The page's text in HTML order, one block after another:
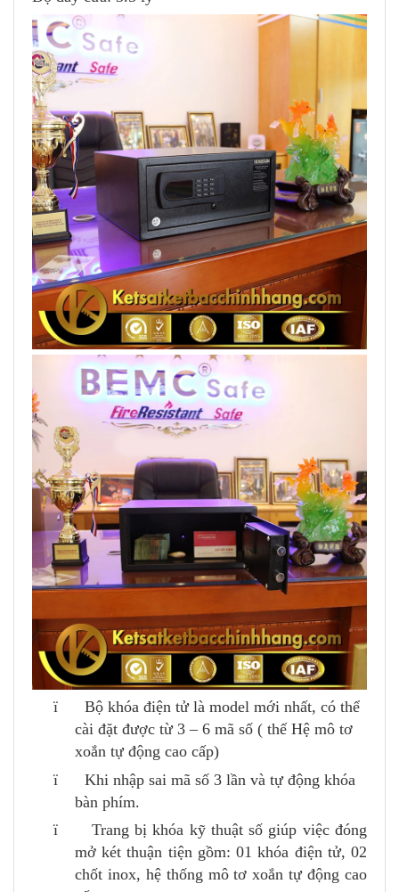
ï Bộ khóa điện tử là model mới nhất, có thể
cài đặt được từ 3 – 6 mã số ( thế Hệ mô tơ
xoắn tự động cao cấp)
ï Khi nhập sai mã số 3 lần và tự động khóa
bàn phím.
ï Trang bị khóa kỹ thuật số giúp việc đóng
mở két thuận tiện gồm: 01 khóa điện tử, 02
chốt inox, hệ thống mô tơ xoắn tự động cao